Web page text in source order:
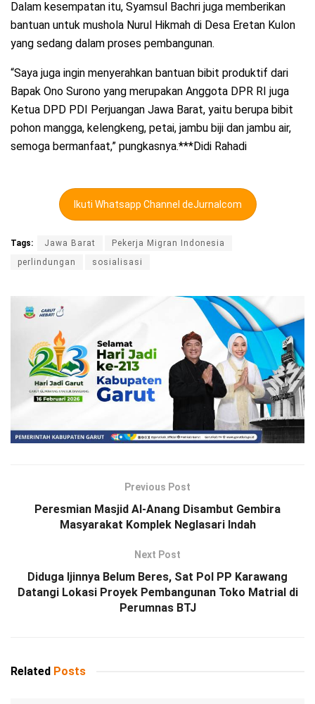
Dalam kesempatan itu, Syamsul Bachri juga memberikan
bantuan untuk mushola Nurul Hikmah di Desa Eretan Kulon
yang sedang dalam proses pembangunan.
“Saya juga ingin menyerahkan bantuan bibit produktif dari
Bapak Ono Surono yang merupakan Anggota DPR RI juga
Ketua DPD PDI Perjuangan Jawa Barat, yaitu berupa bibit
pohon mangga, kelengkeng, petai, jambu biji dan jambu air,
semoga bermanfaat,” pungkasnya.***Didi Rahadi
Ikuti Whatsapp Channel deJurnalcom
Tags: Jawa Barat
Pekerja Migran Indonesia
perlindungan
sosialisasi
Previous Post
Peresmian Masjid Al-Anang Disambut Gembira
Masyarakat Komplek Neglasari Indah
Next Post
Diduga Ijinnya Belum Beres, Sat Pol PP Karawang
Datangi Lokasi Proyek Pembangunan Toko Matrial di
Perumnas BTJ
Related Posts